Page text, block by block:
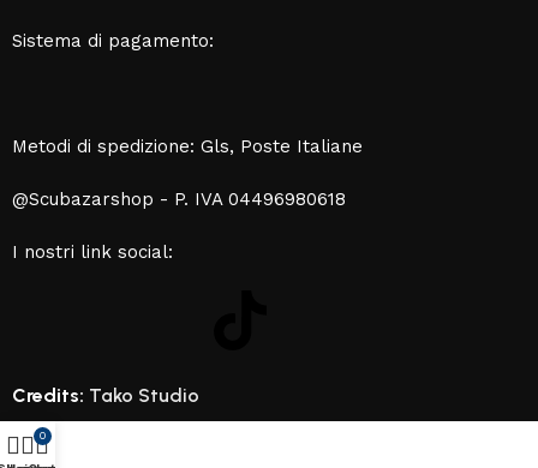
Sistema di pagamento:
Metodi di spedizione: Gls, Poste Italiane
@Scubazarshop - P. IVA 04496980618
I nostri link social:
Credits: Tako Studio
0